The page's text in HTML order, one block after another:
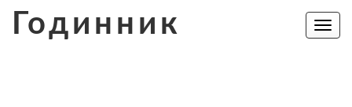
Годинник
Toggle